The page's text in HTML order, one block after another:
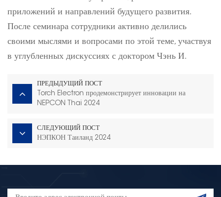
приложений и направлений будущего развития.
После семинара сотрудники активно делились
своими мыслями и вопросами по этой теме, участвуя
в углубленных дискуссиях с доктором Чэнь И.
ПРЕДЫДУЩИЙ ПОСТ
Torch Electron продемонстрирует инновации на
NEPCON Thai 2024
СЛЕДУЮЩИЙ ПОСТ
НЭПКОН Таиланд 2024